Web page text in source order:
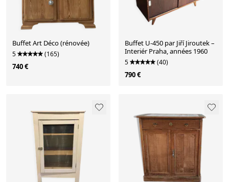
Buffet Art Déco (rénovée)
5 (165)
740 €
Buffet U-450 par Jiří Jiroutek –
Interiér Praha, années 1960
5 (40)
790 €